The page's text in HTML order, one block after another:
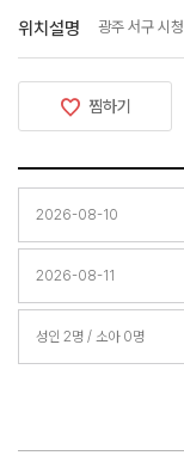
위치설명 광주 서구 시
찜하기